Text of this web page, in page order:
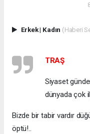
Erkek| Kadın (Haberi
TRAŞ
Siyaset
dünyada çok
Bizde bir tabir vardır
öptü!..